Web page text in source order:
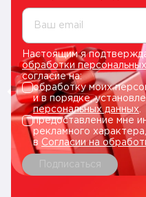
Ваш email
Настоящим я
обработки
согласие на:
обработку моих
и в порядке,
персональных данных.
предоставление мне
рекламного
в Согласии на
Подписаться